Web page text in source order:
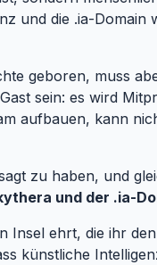
und die .ia-Domain
geboren, muss
sein: es wird
aufbauen, kann
zu haben, und
und der .ia-
Insel ehrt, die ihr
künstliche